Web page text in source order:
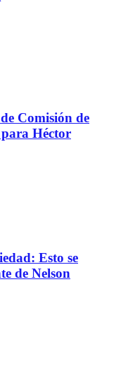
Comisión de
Héctor
Esto se
de Nelson